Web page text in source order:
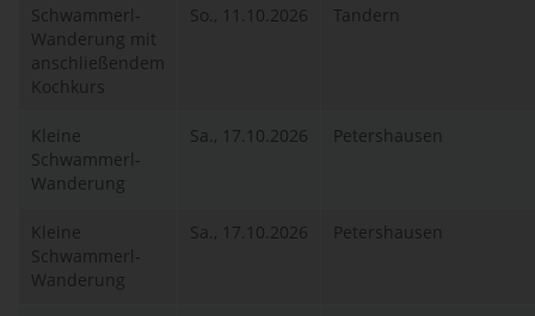
Schwammerl-
Wanderung mit
anschließendem
Kochkurs
So., 11.10.2026 Tandern
Kleine
Schwammerl-
Wanderung
Sa., 17.10.2026 Petershausen
Kleine
Schwammerl-
Wanderung
Sa., 17.10.2026 Petershausen